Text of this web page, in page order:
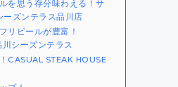
を思う存分味わえる！サ
ーズンテラス品川店
リビールが豊富！
シーズンテラス
CASUAL STEAK HOUSE